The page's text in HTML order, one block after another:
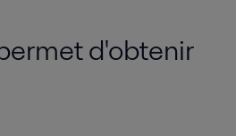
d'obtenir